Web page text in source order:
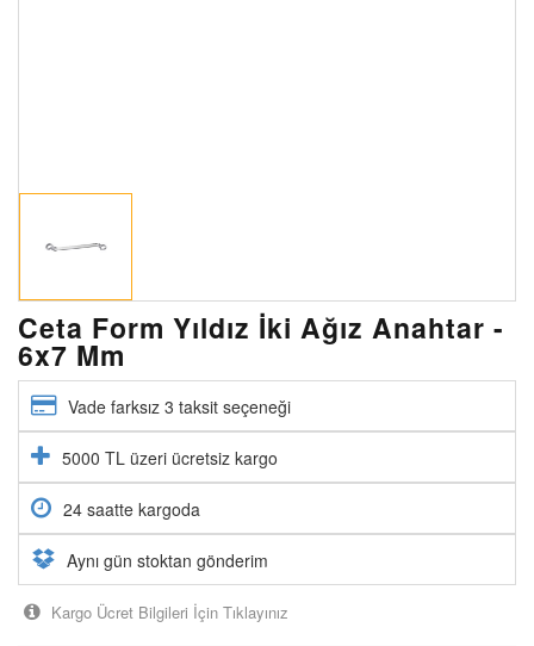
Ceta Form Yıldız İki Ağız Anahtar -
6x7 Mm
Vade farksız 3 taksit seçeneği
5000 TL üzeri ücretsiz kargo
24 saatte kargoda
Aynı gün stoktan gönderim
Kargo Ücret Bilgileri İçin Tıklayınız